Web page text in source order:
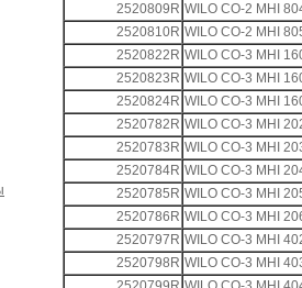
2520809R WILO CO-2 MHI
2520810R WILO CO-2 MHI
2520822R WILO CO-3 MHI
2520823R WILO CO-3 MHI
2520824R WILO CO-3 MHI
2520782R WILO CO-3 MHI
2520783R WILO CO-3 MHI
2520784R WILO CO-3 MHI
2520785R WILO CO-3 MHI
2520786R WILO CO-3 MHI
2520797R WILO CO-3 MHI
2520798R WILO CO-3 MHI